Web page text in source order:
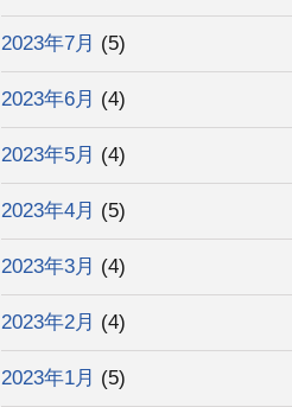
2023年7月 (5)
2023年6月 (4)
2023年5月 (4)
2023年4月 (5)
2023年3月 (4)
2023年2月 (4)
2023年1月 (5)